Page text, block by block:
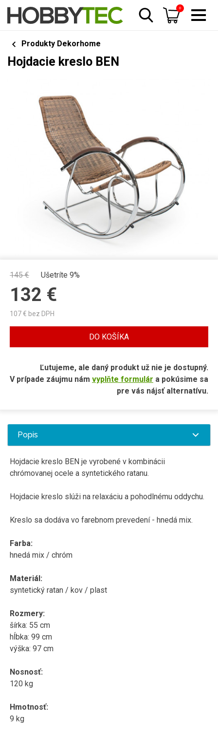
0
Produkty Dekorhome
Hojdacie kreslo BEN
145€ Ušetríte 9%
132 €
107€ bez DPH
DO KOŠÍKA
Ľutujeme, ale daný produkt už nie je dostupný.
V prípade záujmu nám vyplňte formulár a pokúsime sa
pre vás nájsť alternatívu.
Popis
Hojdacie kreslo BEN je vyrobené v kombinácii
chrómovanej ocele a syntetického ratanu.
Hojdacie kreslo slúži na relaxáciu a pohodlnému oddychu.
Kreslo sa dodáva vo farebnom prevedení - hnedá mix.
Farba:
hnedá mix / chróm
Materiál:
syntetický ratan / kov / plast
Rozmery:
šírka: 55 cm
hĺbka: 99 cm
výška: 97 cm
Nosnosť:
120 kg
Hmotnosť:
9 kg